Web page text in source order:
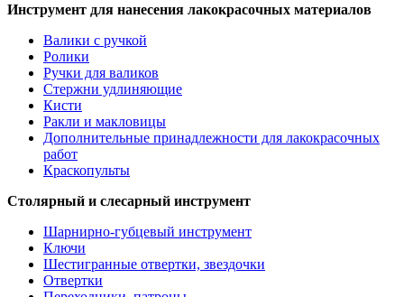
Инструмент для нанесения лакокрасочных материалов
Валики с ручкой
Ролики
Ручки для валиков
Стержни удлиняющие
Кисти
Ракли и макловицы
Дополнительные принадлежности для лакокрасочных
работ
Краскопульты
Столярный и слесарный инструмент
Шарнирно-губцевый инструмент
Ключи
Шестигранные отвертки, звездочки
Отвертки